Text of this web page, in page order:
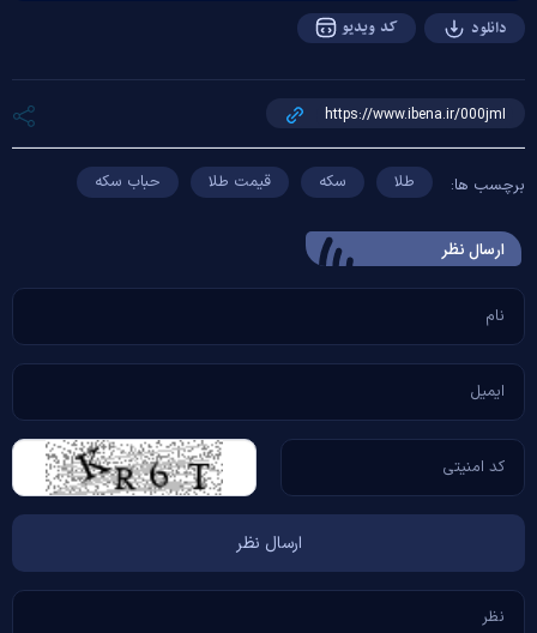
دانلود کد ویدیو
برچسب ها: طلا سکه قیمت طلا حباب سکه
ارسال‌ نظر